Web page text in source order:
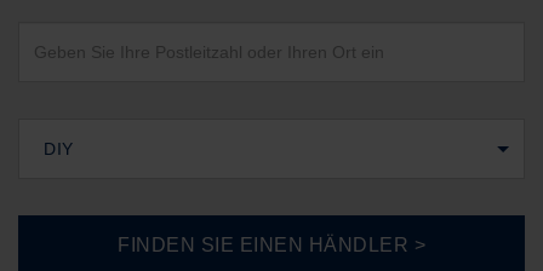
DIY